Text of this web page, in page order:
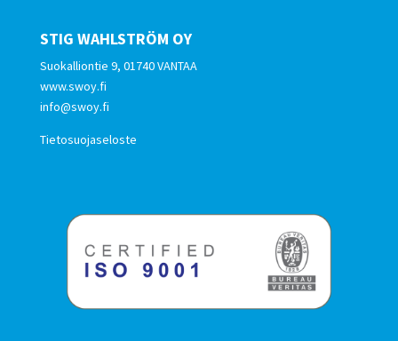
STIG WAHLSTRÖM OY
Suokalliontie 9, 01740 VANTAA
www.swoy.fi
info@swoy.fi
Tietosuojaseloste